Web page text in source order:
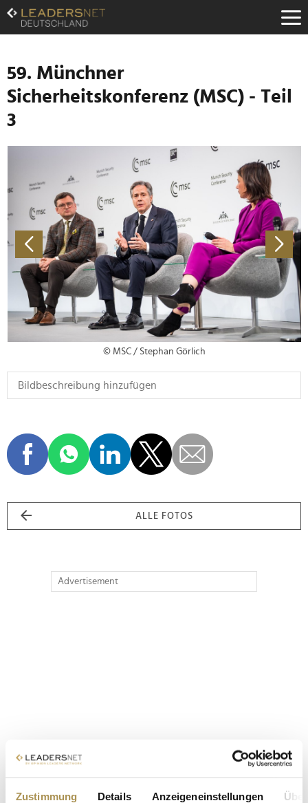
Zustimmung Details Anzeigeneinstellungen
Zum
Inhalt
Zur
Navigation
Zur
Hauptnavigation
59. Münchner
Sicherheitskonferenz (MSC) - Teil
3
© MSC / Stephan Görlich
ALLE FOTOS
Advertisement